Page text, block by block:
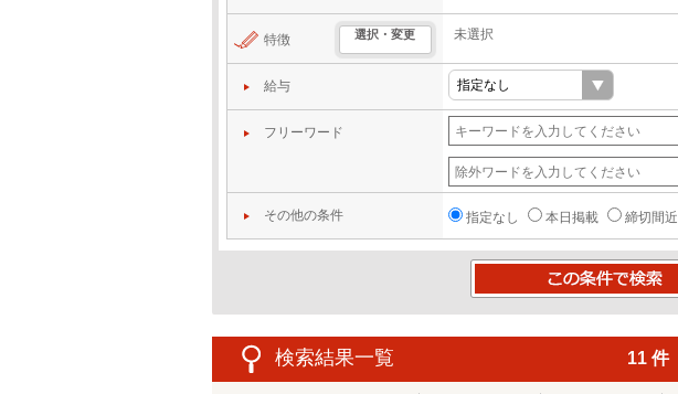
特徴 選択・変更 未選択
給与
フリーワード
その他の条件 指定なし 本日掲載 締切間近
検索結果一覧 11 件